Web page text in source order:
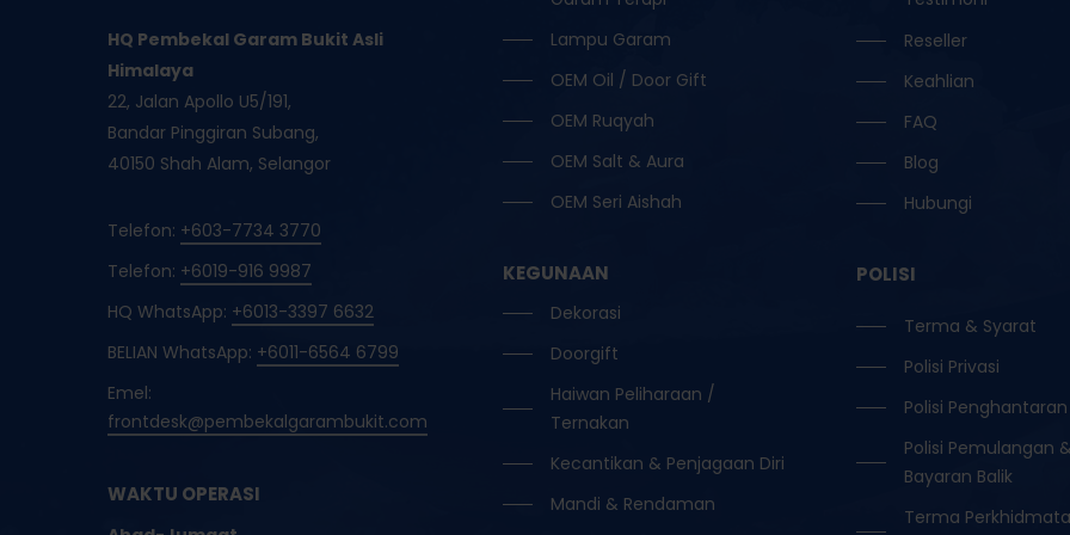
HQ Pembekal Garam Bukit Asli
Himalaya
22, Jalan Apollo U5/191,
Bandar Pinggiran Subang,
40150 Shah Alam, Selangor
Telefon: +603-7734 3770
Telefon: +6019-916 9987
HQ WhatsApp: +6013-3397 6632
BELIAN WhatsApp: +6011-6564 6799
Emel:
frontdesk@pembekalgarambukit.com
WAKTU OPERASI
Lampu Garam
OEM Oil / Door Gift
OEM Ruqyah
OEM Salt & Aura
OEM Seri Aishah
KEGUNAAN
Dekorasi
Doorgift
Haiwan Peliharaan /
Ternakan
Kecantikan & Penjagaan Diri
Mandi & Rendaman
Reseller
Keahlian
FAQ
Blog
Hubungi
POLISI
Terma & Syarat
Polisi Privasi
Polisi Penghantaran
Polisi Pemulangan
Bayaran Balik
Terma